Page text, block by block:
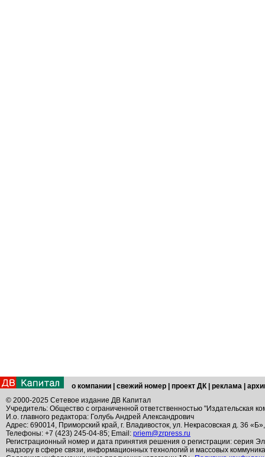
о компании свежий номер проект ДК реклама
© 2000-2025 Сетевое издание ДВ Капитал
Учредитель: Общество с ограниченной ответственностью "Издательская
И.о. главного редактора: Голубь Андрей Александрович
Адрес: 690014, Приморский край, г. Владивосток, ул. Некрасовская д. 36
Телефоны: +7 (423) 245-04-85; Email: priem@zrpress.ru
Регистрационный номер и дата принятия решения о регистрации: серия
надзору в сфере связи, информационных технологий и массовых